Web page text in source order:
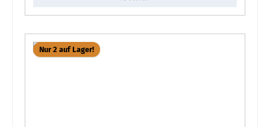
Nur 2 auf Lager!